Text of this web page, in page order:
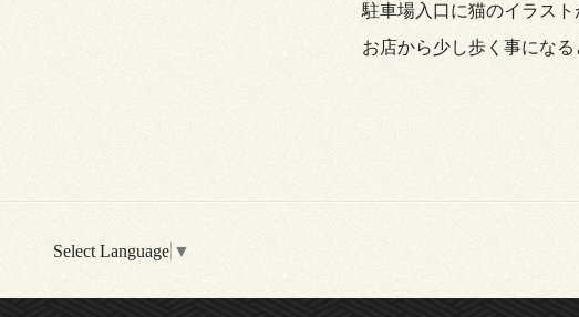
駐車場入口に猫のイラスト
お店から少し歩く事にな
Select Language ▼